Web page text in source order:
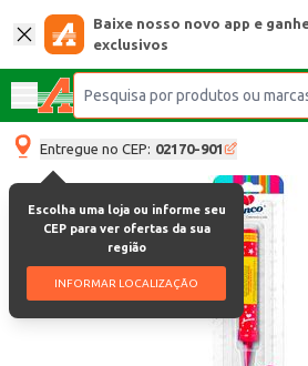
Baixe nosso novo app e
exclusivos
Entregue no CEP: 02170-901
Escolha uma loja ou informe seu
CEP para ver ofertas da sua
região
INFORMAR LOCALIZAÇÃO